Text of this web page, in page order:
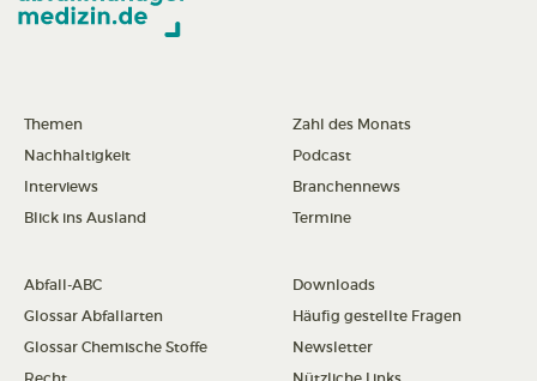
Themen
Nachhaltigkeit
Interviews
Blick ins Ausland
Zahl des Monats
Podcast
Branchennews
Termine
Abfall-ABC
Glossar Abfallarten
Glossar Chemische Stoffe
Downloads
Häufig gestellte Fragen
Newsletter